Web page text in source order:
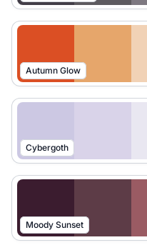
Autumn Glow
Cybergoth
Moody Sunset